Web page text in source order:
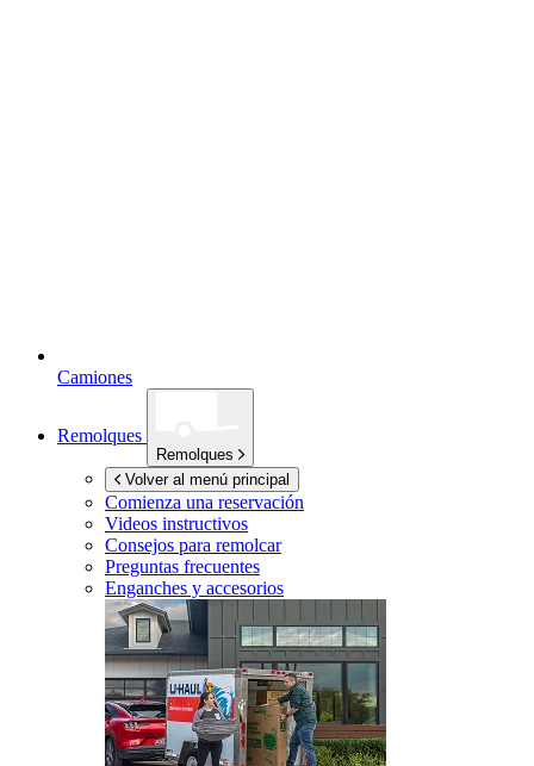
Camiones
Remolques
Remolques
Volver al menú principal
Comienza una reservación
Videos instructivos
Consejos para remolcar
Preguntas frecuentes
Enganches y accesorios